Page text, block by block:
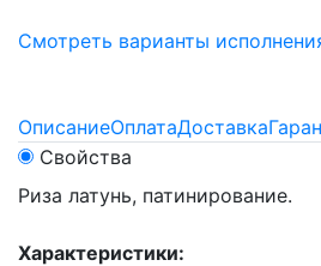
Смотреть варианты
ОписаниеОплатаДоставка
Свойства
Риза латунь, патинирование.
Характеристики: